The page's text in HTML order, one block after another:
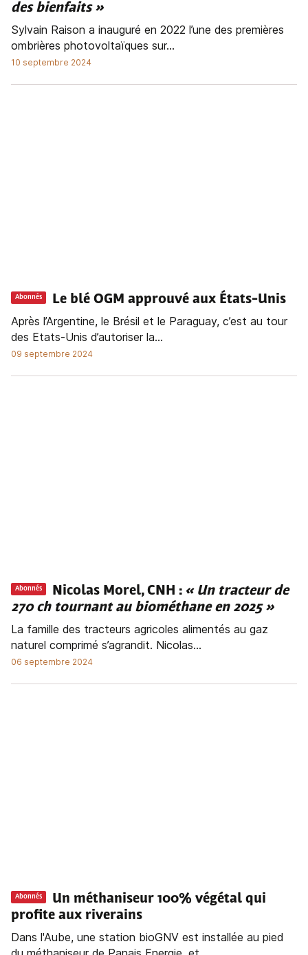
des bienfaits »
Sylvain Raison a inauguré en 2022 l’une des premières
ombrières photovoltaïques sur...
10 septembre 2024
Abonnés Le blé OGM approuvé aux États-Unis
Après l’Argentine, le Brésil et le Paraguay, c’est au tour
des Etats-Unis d’autoriser la...
09 septembre 2024
Abonnés Nicolas Morel, CNH : « Un tracteur de
270 ch tournant au biométhane en 2025 »
La famille des tracteurs agricoles alimentés au gaz
naturel comprimé s’agrandit. Nicolas...
06 septembre 2024
Abonnés
Un méthaniseur 100% végétal qui
profite aux riverains
Dans l'Aube, une station bioGNV est installée au pied